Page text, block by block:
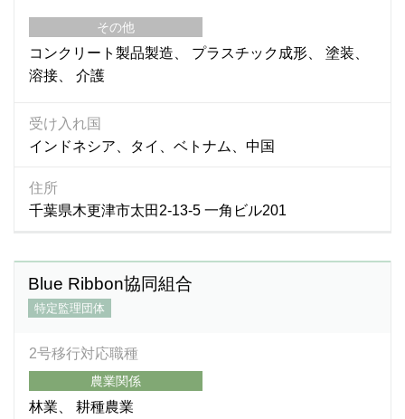
その他
コンクリート製品製造 プラスチック成形
塗装
溶接
介護
受け入れ国
インドネシア、タイ、ベトナム、中国
住所
千葉県木更津市太田2-13-5 一角ビル201
Blue Ribbon協同組合
特定監理団体
2号移行対応職種
農業関係
林業 耕種農業